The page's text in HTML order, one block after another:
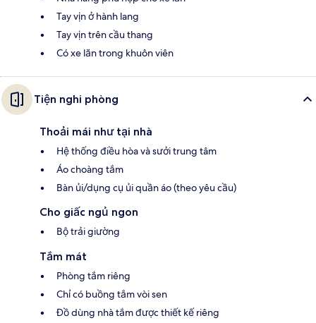
Tay vịn ở hành lang
Tay vịn trên cầu thang
Có xe lăn trong khuôn viên
Tiện nghi phòng
Thoải mái như tại nhà
Hệ thống điều hòa và sưởi trung tâm
Áo choàng tắm
Bàn ủi/dụng cụ ủi quần áo (theo yêu cầu)
Cho giấc ngủ ngon
Bộ trải giường
Tắm mát
Phòng tắm riêng
Chỉ có buồng tắm vòi sen
Đồ dùng nhà tắm được thiết kế riêng